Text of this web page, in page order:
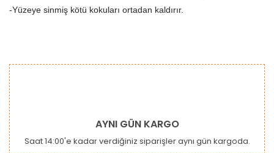
-Yüzeye sinmiş kötü kokuları ortadan kaldırır.
Bu ürüne ilk yorumu siz yapın!
Ürün açıklamasında eksik bilgiler bulunuyor.
Ürün bilgilerinde hatalar bulunuyor.
AYNI GÜN KARGO
Saat 14:00'e kadar verdiğiniz siparişler aynı gün kargoda.